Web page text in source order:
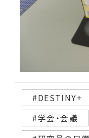
#DESTINY+
#学会・会議